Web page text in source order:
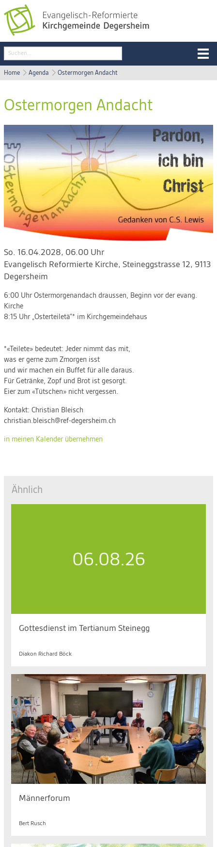
Home Agenda Ostermorgen Andacht
Ostermorgen Andacht
So. 16.04.2028, 06.00 Uhr
Evangelisch Reformierte Kirche, Steineggstrasse 12, 9113
Degersheim
6:00 Uhr Ostermorgenandach draussen, Beginn vor der evang.
Kirche
8:15 Uhr „Osterteiletä“* im Kirchgemeindehaus
*«Teilete» bedeutet: Jeder nimmt das mit,
was er gerne zum Zmorgen isst
und wir machen ein Buffet für alle daraus.
Für Getränke, Zopf und Brot ist gesorgt.
Eier zum «Tütschen» nicht vergessen.
Kontakt: Christian Bleisch
christian.bleisch@ref-degersheim.ch
in meinen Kalender übernehmen
Ähnlich
06.08.26
Gottesdienst im Tertianum Steinegg
Diakon Richard Böck
Männerforum
Bert Rusch